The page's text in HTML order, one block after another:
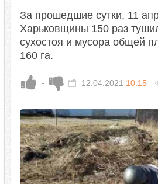
За прошедшие сутки, 11
Харьковщины 150 раз
сухостоя и мусора общей
160 га.
- 12.04.2021 10:15